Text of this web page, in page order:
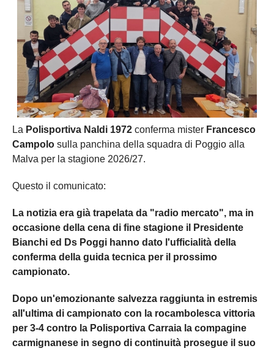
Carica la tua Rosa
La Polisportiva Naldi 1972 conferma mister Francesco
Campolo sulla panchina della squadra di Poggio alla
Malva per la stagione 2026/27.
Questo il comunicato:
La notizia era già trapelata da "radio mercato", ma in
occasione della cena di fine stagione il Presidente
Bianchi ed Ds Poggi hanno dato l'ufficialità della
conferma della guida tecnica per il prossimo
campionato.
Dopo un'emozionante salvezza raggiunta in estremis
all'ultima di campionato con la rocambolesca vittoria
per 3-4 contro la Polisportiva Carraia la compagine
carmignanese in segno di continuità prosegue il suo